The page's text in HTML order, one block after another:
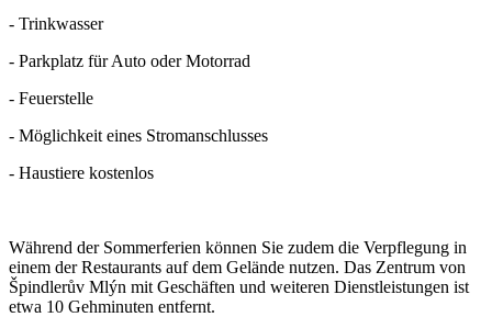
- Trinkwasser
- Parkplatz für Auto oder Motorrad
- Feuerstelle
- Möglichkeit eines Stromanschlusses
- Haustiere kostenlos
Während der Sommerferien können Sie zudem die Verpflegung in
einem der Restaurants auf dem Gelände nutzen. Das Zentrum von
Špindlerův Mlýn mit Geschäften und weiteren Dienstleistungen ist
etwa 10 Gehminuten entfernt.